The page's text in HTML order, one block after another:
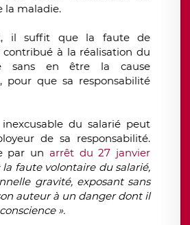
la maladie.
il suffit que la faute de
à la réalisation du
sans en être la cause
pour que sa responsabilité
du salarié peut
de sa responsabilité.
par un arrêt du 27 janvier
la faute volontaire du salarié,
gravité, exposant sans
auteur à un danger dont il
».